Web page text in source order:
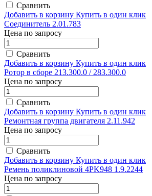
Сравнить
Добавить в корзину Купить в один клик
Соединитель 2.01.783
Цена по запросу
Сравнить
Добавить в корзину Купить в один клик
Ротор в сборе 213.300.0 / 283.300.0
Цена по запросу
Сравнить
Добавить в корзину Купить в один клик
Ремонтная группа двигателя 2.11.942
Цена по запросу
Сравнить
Добавить в корзину Купить в один клик
Ремень поликлиновой 4PK948 1.9.2244
Цена по запросу